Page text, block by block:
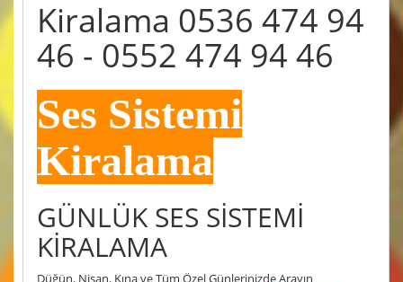
Kiralama 0536 474 94
46 - 0552 474 94 46
Ses Sistemi
Kiralama
GÜNLÜK SES SİSTEMİ
KİRALAMA
Düğün, Nişan, Kına ve Tüm Özel Günlerinizde Arayın